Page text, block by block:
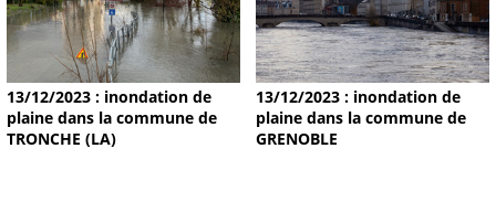
13/12/2023 : inondation de
plaine dans la commune de
TRONCHE (LA)
13/12/2023 : inondation de
plaine dans la commune de
GRENOBLE